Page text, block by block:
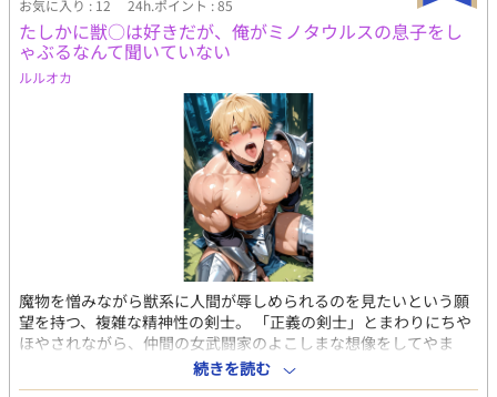
お気に入り : 12 24h.ポイント : 85
たしかに獣○は好きだが、俺がミノタウルスの息子をし
ゃぶるなんて聞いていない
ルルオカ
魔物を憎みながら獣系に人間が辱しめられるのを見たいという願
望を持つ、複雑な精神性の剣士。 「正義の剣士」とまわりにちや
ほやされながら、仲間の女武闘家のよこしまな想像をしてやま
ず、でも、蓋を開いてみたらターゲットは自分で・・？ ファンタ
ジーもののBL小説です。R18。
続きを読む